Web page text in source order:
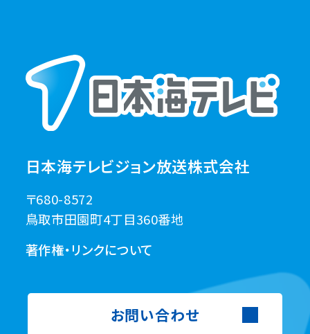
日本海テレビジョン放送株式会社
〒680-8572
鳥取市田園町4丁目360番地
著作権・リンクについて
お問い合わせ